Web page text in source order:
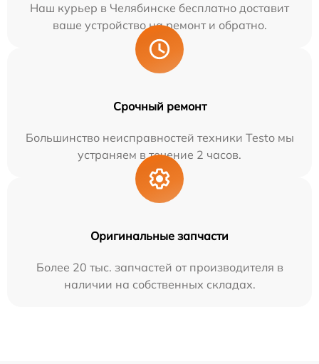
Наш курьер в Челябинске бесплатно доставит
ваше устройство на ремонт и обратно.
Срочный ремонт
Большинство неисправностей техники Testo мы
устраняем в течение 2 часов.
Оригинальные запчасти
Более 20 тыс. запчастей от производителя в
наличии на собственных складах.